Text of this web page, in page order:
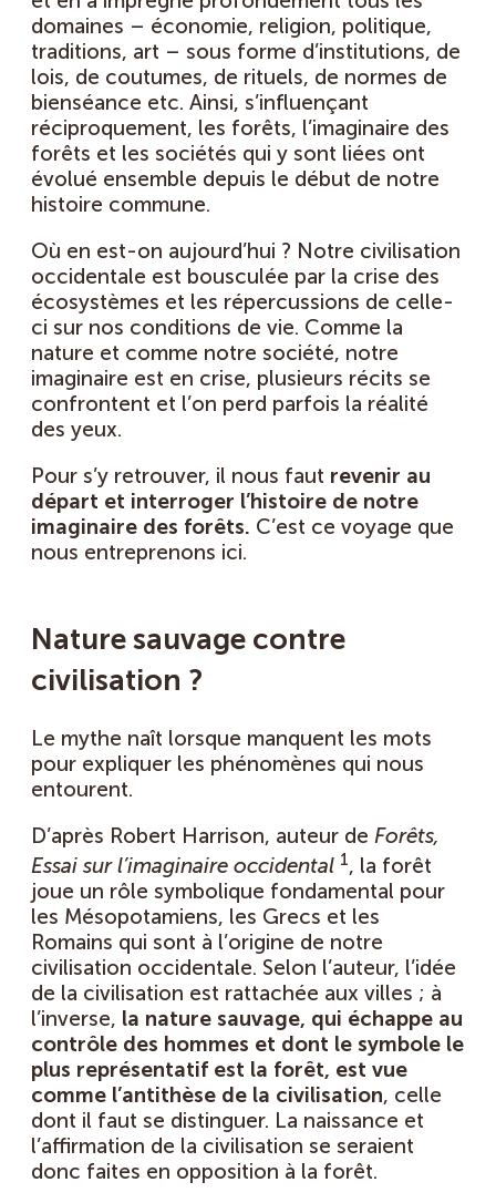
domaines – économie, religion, politique,
traditions, art – sous forme d’institutions, de
lois, de coutumes, de rituels, de normes de
bienséance etc. Ainsi, s’influençant
réciproquement, les forêts, l’imaginaire des
forêts et les sociétés qui y sont liées ont
évolué ensemble depuis le début de notre
histoire commune.
Où en est-on aujourd’hui ? Notre civilisation
occidentale est bousculée par la crise des
écosystèmes et les répercussions de celle-
ci sur nos conditions de vie. Comme la
nature et comme notre société, notre
imaginaire est en crise, plusieurs récits se
confrontent et l’on perd parfois la réalité
des yeux.
Pour s’y retrouver, il nous faut revenir au
départ et interroger l’histoire de notre
imaginaire des forêts. C’est ce voyage que
nous entreprenons ici.
Nature sauvage contre
civilisation ?
Le mythe naît lorsque manquent les mots
pour expliquer les phénomènes qui nous
entourent.
D’après Robert Harrison, auteur de Forêts,
Essai sur l’imaginaire occidental 1, la forêt
joue un rôle symbolique fondamental pour
les Mésopotamiens, les Grecs et les
Romains qui sont à l’origine de notre
civilisation occidentale. Selon l’auteur, l’idée
de la civilisation est rattachée aux villes ; à
l’inverse, la nature sauvage, qui échappe au
contrôle des hommes et dont le symbole le
plus représentatif est la forêt, est vue
comme l’antithèse de la civilisation, celle
dont il faut se distinguer. La naissance et
l’affirmation de la civilisation se seraient
donc faites en opposition à la forêt.